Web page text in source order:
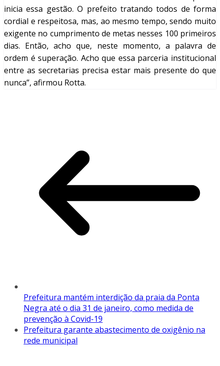
inicia essa gestão. O prefeito tratando todos de forma
cordial e respeitosa, mas, ao mesmo tempo, sendo muito
exigente no cumprimento de metas nesses 100 primeiros
dias. Então, acho que, neste momento, a palavra de
ordem é superação. Acho que essa parceria institucional
entre as secretarias precisa estar mais presente do que
nunca”, afirmou Rotta.
Prefeitura mantém interdição da praia da Ponta
Negra até o dia 31 de janeiro, como medida de
prevenção à Covid-19
Prefeitura garante abastecimento de oxigênio na
rede municipal